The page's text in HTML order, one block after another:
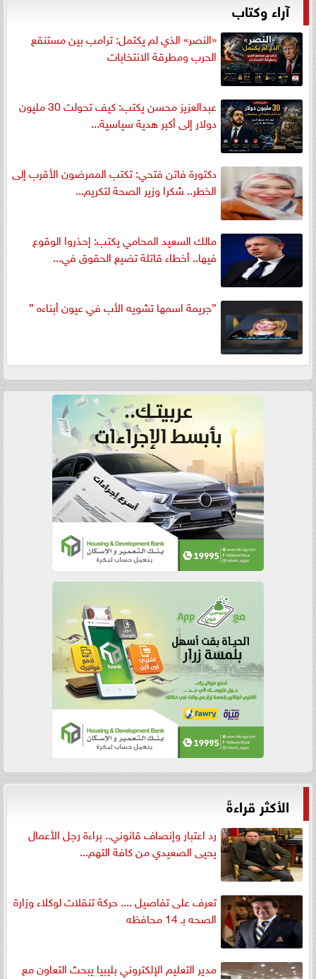
آراء وكتاب
«النصر» الذي لم يكتمل: ترامب بين مستنقع
الحرب ومطرقة الانتخابات
عبدالعزيز محسن يكتب: كيف تحولت 30 مليون
دولار إلى أكبر هدية سياسية...
دكتورة فاتن فتحي: تكتب الممرضون الأقرب إلى
الخطر.. شكرا وزير الصحة لتكريم...
مالك السعيد المحامي يكتب: إحذروا الوقوع
فيها.. أخطاء قاتلة تضيع الحقوق في...
”جريمة اسمها تشويه الأب في عيون أبناءه ”
الأكثر قراءةً
رد اعتبار وإنصاف قانوني.. براءة رجل الأعمال
يحيى الصعيدي من كافة التهم...
تعرف على تفاصيل .... حركة تنقلات لوكلاء وزارة
الصحه بـ 14 محافظه
مدير التعليم الإلكتروني بليبيا يبحث التعاون مع